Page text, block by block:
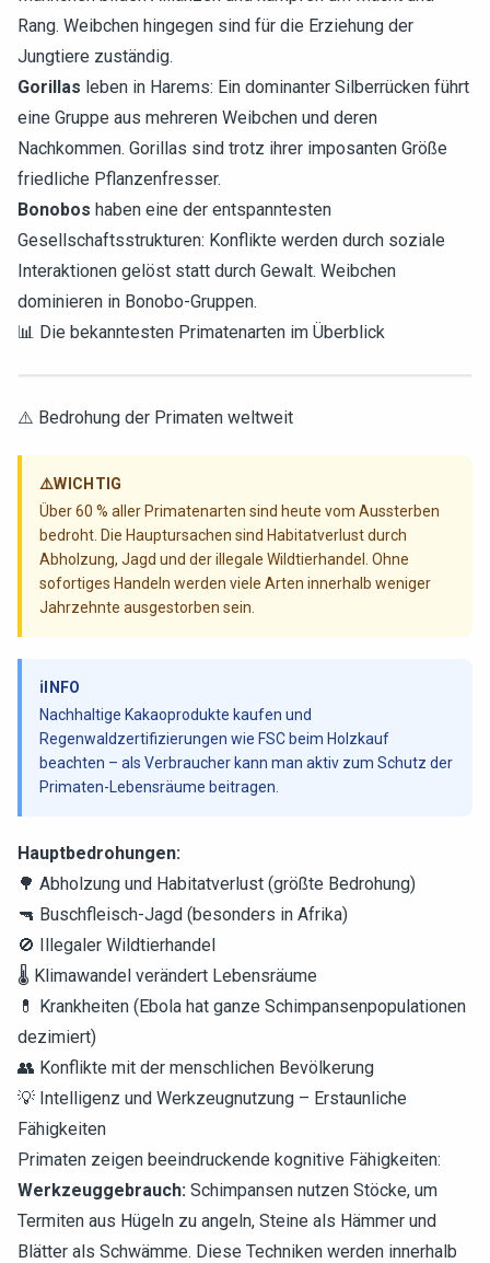
Rang. Weibchen hingegen sind für die Erziehung der
Jungtiere zuständig.
Gorillas leben in Harems: Ein dominanter Silberrücken führt
eine Gruppe aus mehreren Weibchen und deren
Nachkommen. Gorillas sind trotz ihrer imposanten Größe
friedliche Pflanzenfresser.
Bonobos haben eine der entspanntesten
Gesellschaftsstrukturen: Konflikte werden durch soziale
Interaktionen gelöst statt durch Gewalt. Weibchen
dominieren in Bonobo-Gruppen.
📊 Die bekanntesten Primatenarten im Überblick
⚠️ Bedrohung der Primaten weltweit
⚠️WICHTIG
Über 60 % aller Primatenarten sind heute vom Aussterben
bedroht. Die Hauptursachen sind Habitatverlust durch
Abholzung, Jagd und der illegale Wildtierhandel. Ohne
sofortiges Handeln werden viele Arten innerhalb weniger
Jahrzehnte ausgestorben sein.
ℹ️ INFO
Nachhaltige Kakaoprodukte kaufen und
Regenwaldzertifizierungen wie FSC beim Holzkauf
beachten – als Verbraucher kann man aktiv zum Schutz der
Primaten-Lebensräume beitragen.
Hauptbedrohungen:
🌳 Abholzung und Habitatverlust (größte Bedrohung)
🔫 Buschfleisch-Jagd (besonders in Afrika)
🚫 Illegaler Wildtierhandel
🌡️ Klimawandel verändert Lebensräume
💊 Krankheiten (Ebola hat ganze Schimpansenpopulationen
dezimiert)
👥 Konflikte mit der menschlichen Bevölkerung
💡 Intelligenz und Werkzeugnutzung – Erstaunliche
Fähigkeiten
Primaten zeigen beeindruckende kognitive Fähigkeiten:
Werkzeuggebrauch: Schimpansen nutzen Stöcke, um
Termiten aus Hügeln zu angeln, Steine als Hämmer und
Blätter als Schwämme. Diese Techniken werden innerhalb